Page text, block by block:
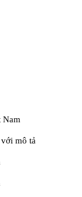
Nam
mô tả